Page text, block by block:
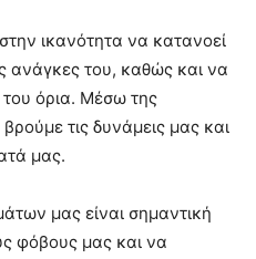
ικανότητα να κατανοεί
ανάγκες του, καθώς και να
όρια. Μέσω της
τις δυνάμεις μας και
μας.
μας είναι σημαντική
φόβους μας και να